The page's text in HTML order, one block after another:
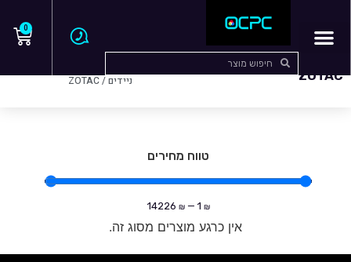
0
ZOTAC
ניידים/ ZOTAC
טווח מחירים
₪
1
—
₪
14226
אין כרגע מוצרים מסוג זה.